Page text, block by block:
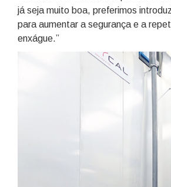
já seja muito boa, preferimos
para aumentar a segurança e a
enxágue.”